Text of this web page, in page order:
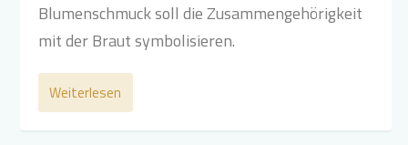
Blumenschmuck soll die Zusammengehörigkeit
mit der Braut symbolisieren.
Weiterlesen